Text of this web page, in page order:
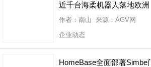
近千台海柔机器人落地欧洲
作者：南山 来源：AGV网
企业动态
HomeBase全面部署Simbe